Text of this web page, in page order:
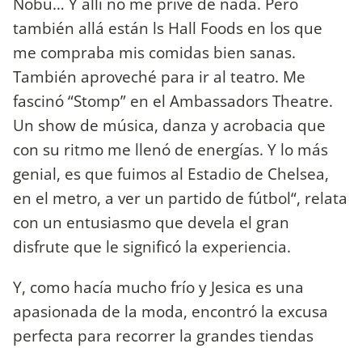
también allá están ls Hall Foods en los que
me compraba mis comidas bien sanas.
También aproveché para ir al teatro. Me
fascinó “Stomp” en el Ambassadors Theatre.
Un show de música, danza y acrobacia que
con su ritmo me llenó de energías. Y lo más
genial, es que fuimos al Estadio de Chelsea,
en el metro, a ver un partido de fútbol“, relata
con un entusiasmo que devela el gran
disfrute que le significó la experiencia.
Y, como hacía mucho frío y Jesica es una
apasionada de la moda, encontró la excusa
perfecta para recorrer la grandes tiendas